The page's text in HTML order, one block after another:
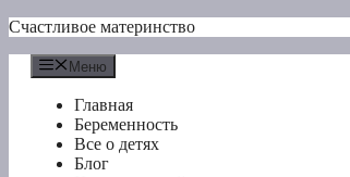
Перейти
содержимому
Счастливое материнство
Меню
Главная
Беременность
Все о детях
Блог